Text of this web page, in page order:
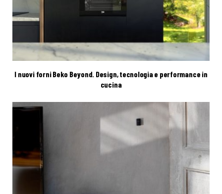
I nuovi forni Beko Beyond. Design, tecnologia e performance in
cucina